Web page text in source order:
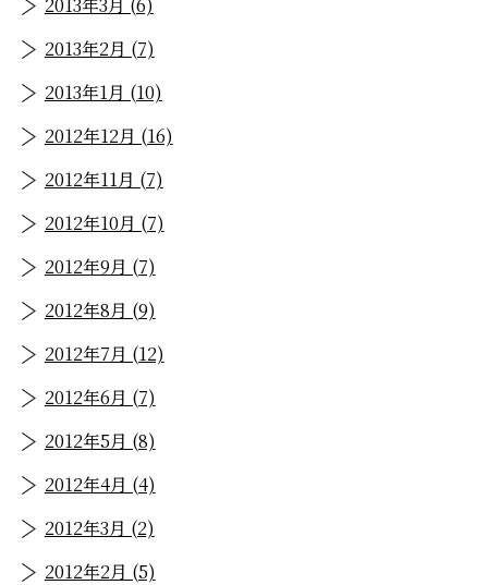
2013年2月 (7)
2013年1月 (10)
2012年12月 (16)
2012年11月 (7)
2012年10月 (7)
2012年9月 (7)
2012年8月 (9)
2012年7月 (12)
2012年6月 (7)
2012年5月 (8)
2012年4月 (4)
2012年3月 (2)
2012年2月 (5)